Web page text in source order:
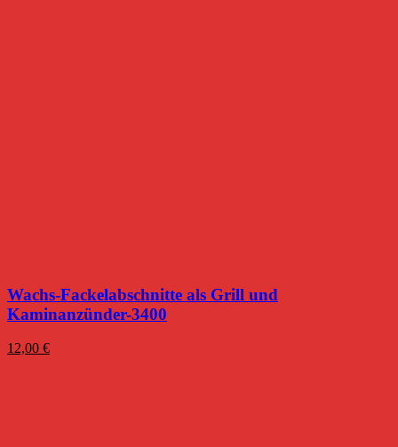
Wachs-Fackelabschnitte als Grill und
Kaminanzünder-3400
12,00 €